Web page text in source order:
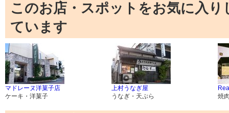
このお店・スポットをお気に入
ています
マドレーヌ洋菓子店
ケーキ・洋菓子
上村うなぎ屋
うなぎ・天ぷら
焼